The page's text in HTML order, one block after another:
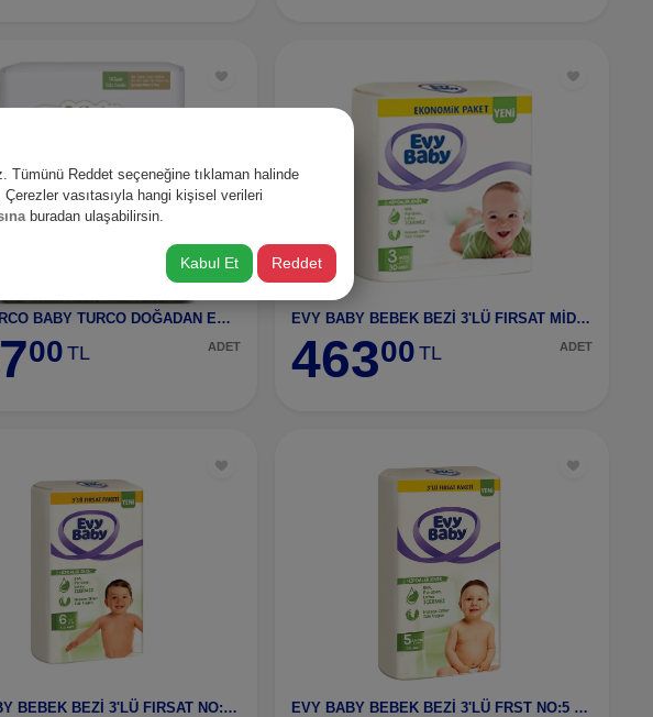
BABYTURCO BABY TURCO DOĞADAN ECO 6 NO
00 TL ADET
EVY BABY BEBEK BEZİ 3'LÜ FIRSAT MİDİ NO:3
46300 TL ADET
EVY BABY BEBEK BEZİ 3'LÜ FIRSAT NO:6 XL EVY BABY BEBEK BEZİ 3'LÜ FRST NO:5 JUNİOR
Tümünü Reddet seçeneğine tıklaman halinde
vasıtasıyla hangi kişisel verileri
buradan ulaşabilirsin.
Kabul Et Reddet